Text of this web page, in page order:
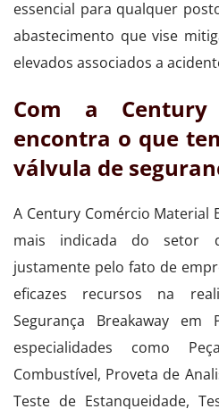
essencial para qualquer
abastecimento que vise
elevados associados a
Com a
encontra o que
válvula de
A Century Comércio Material
mais indicada do setor
justamente pelo fato de
eficazes recursos na
Segurança Breakaway em
especialidades como
Combustível, Proveta de
Teste de Estanqueidade,